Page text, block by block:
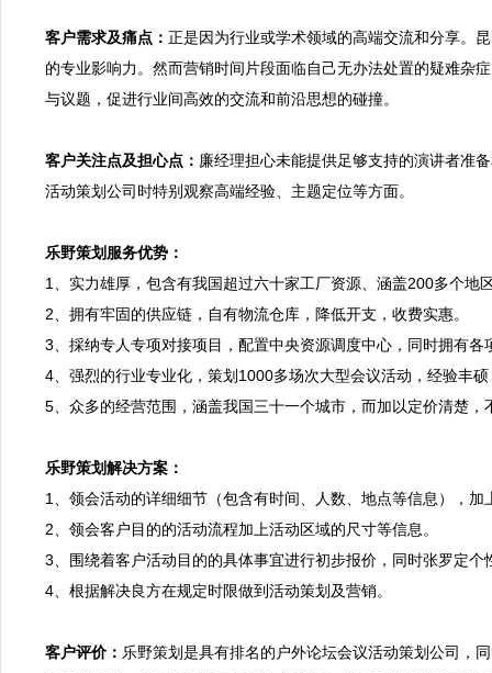
客户需求及痛点： 正是因为行业或学术领域的高端交流和分享。
的专业影响力。然而营销时间片段面临自己无办法处置的疑难杂
与议题，促进行业间高效的交流和前沿思想的碰撞。
客户关注点及担心点： 廉经理担心未能提供足够支持的演讲者准
活动策划公司时特别观察高端经验、主题定位等方面。
乐野策划服务优势：
1、实力雄厚，包含有我国超过六十家工厂资源、涵盖200多个
2、拥有牢固的供应链，自有物流仓库，降低开支，收费实惠。
3、採纳专人专项对接项目，配置中央资源调度中心，同时拥有
4、强烈的行业专业化，策划1000多场次大型会议活动，经验丰
5、众多的经营范围，涵盖我国三十一个城市，而加以定价清楚，
乐野策划解决方案：
1、领会活动的详细细节（包含有时间、人数、地点等信息），加
2、领会客户目的的活动流程加上活动区域的尺寸等信息。
3、围绕着客户活动目的的具体事宜进行初步报价，同时张罗定个
4、根据解决良方在规定时限做到活动策划及营销。
客户评价： 乐野策划是具有排名的户外论坛会议活动策划公司，